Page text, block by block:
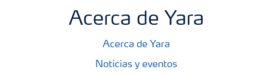
Acerca de Yara
Acerca de Yara
Noticias y eventos